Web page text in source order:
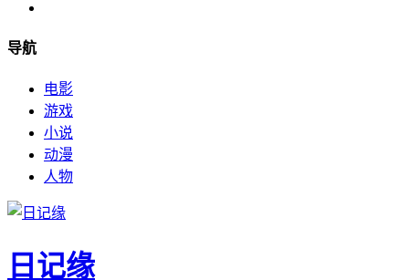
导航
电影
游戏
小说
动漫
人物
日记缘